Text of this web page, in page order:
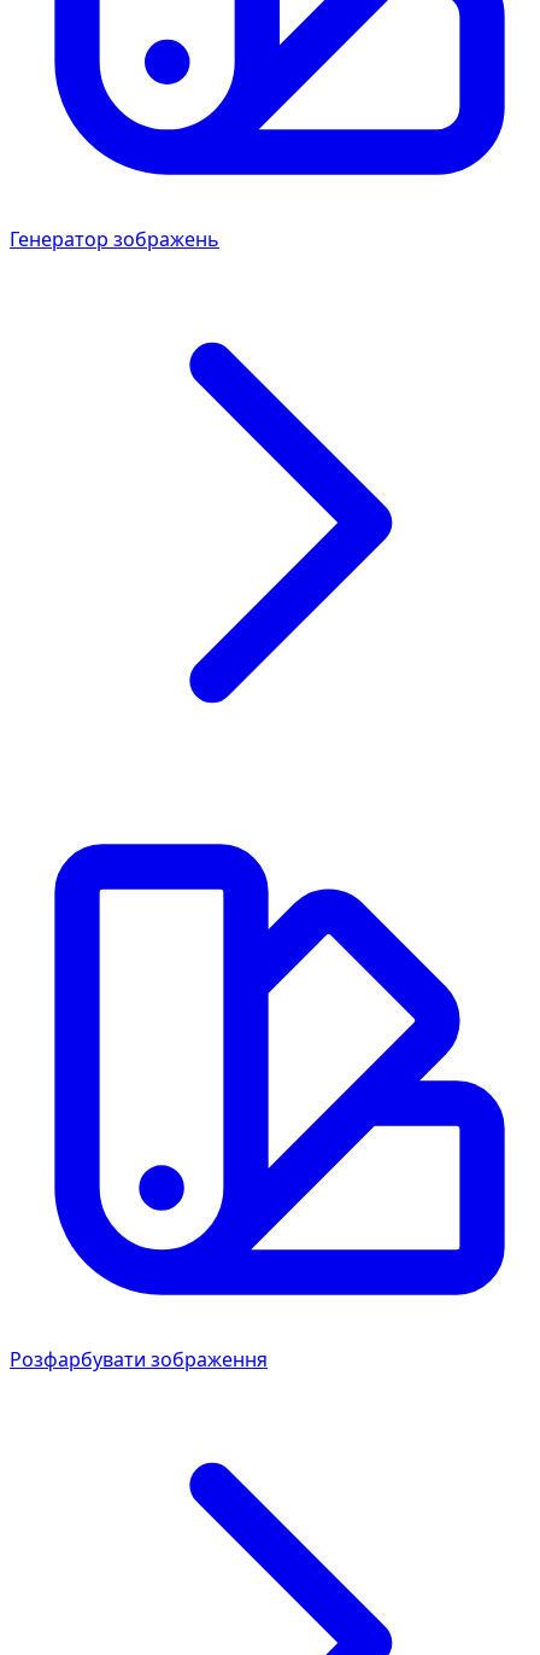
Генератор зображень
Розфарбувати зображення